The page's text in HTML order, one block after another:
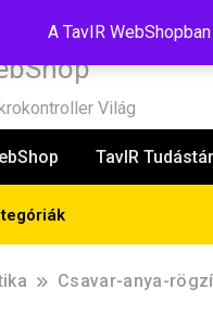
A TavIR
Világ
TavIR Tudástár
Csavar-anya-